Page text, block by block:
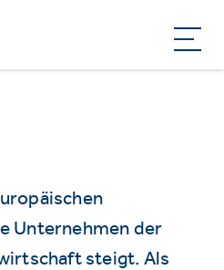
Unternehmen der
steigt. Als